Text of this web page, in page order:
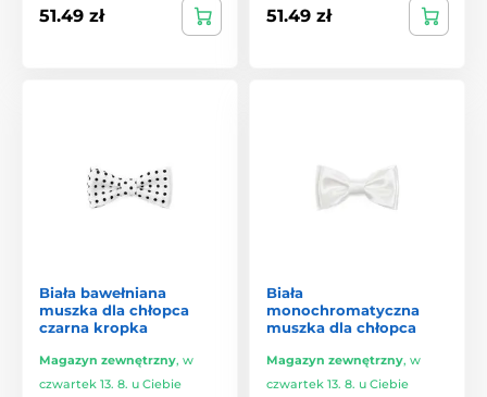
51.49 zł 51.49 zł
Biała bawełniana
muszka dla chłopca
czarna kropka
Magazyn zewnętrzny, w
czwartek 13. 8. u Ciebie
Biała
monochromatyczna
muszka dla chłopca
Magazyn zewnętrzny, w
czwartek 13. 8. u Ciebie